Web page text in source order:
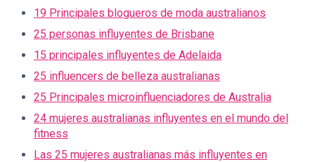
19 Principales blogueros de moda australianos
25 personas influyentes de Brisbane
15 principales influyentes de Adelaida
25 influencers de belleza australianas
25 Principales microinfluenciadores de Australia
24 mujeres australianas influyentes en el mundo del
fitness
Las 25 mujeres australianas más influyentes en